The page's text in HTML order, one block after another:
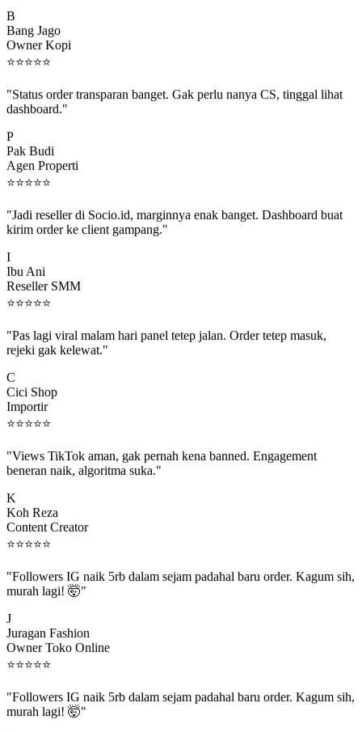
Bang Jago
Owner Kopi
⭐⭐⭐⭐⭐
dashboard."
Pak Budi
Agen Properti
⭐⭐⭐⭐⭐
kirim order ke client gampang."
Ibu Ani
Reseller SMM
⭐⭐⭐⭐⭐
rejeki gak kelewat."
Cici Shop
Importir
⭐⭐⭐⭐⭐
beneran naik, algoritma suka."
Koh Reza
Content Creator
⭐⭐⭐⭐⭐
murah lagi! 🤯"
Juragan Fashion
Owner Toko Online
⭐⭐⭐⭐⭐
murah lagi! 🤯"